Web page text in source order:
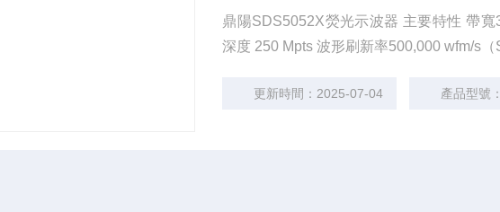
鼎陽SDS5052X熒光示波器 主要特性 帶
深度 250 Mpts 波形刷新率500,000 wfm/s
更新時間：2025-07-04 產品型號